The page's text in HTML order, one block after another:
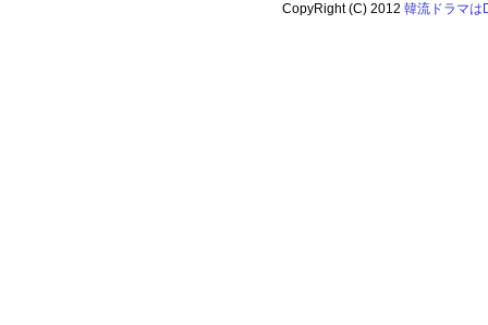
CopyRight (C) 2012韓流ドラマは